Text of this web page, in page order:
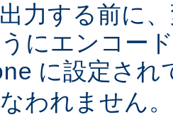
力する前に
にエンコー
に設定され
なわれません